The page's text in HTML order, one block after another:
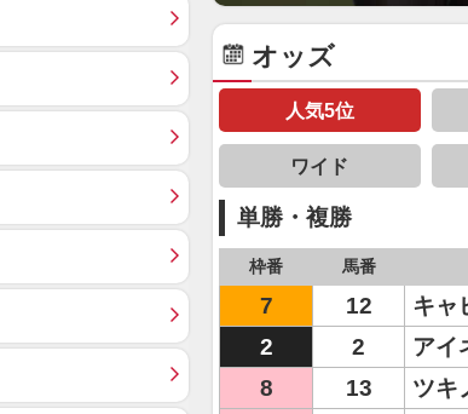
オッズ
人気5位
ワイド
単勝・複勝
枠番 馬番
7 12 キャ
2
2 アイ
8
13 ツキ